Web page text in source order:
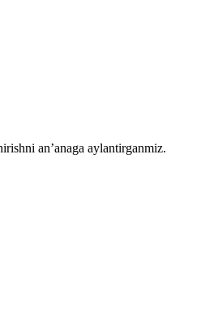
an’anaga aylantirganmiz.